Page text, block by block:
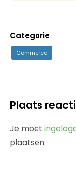
Categorie
Commerce
Plaats
Je moet
plaatsen.